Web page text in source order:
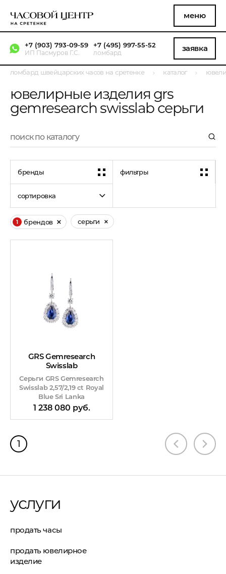
меню
+7 (903) 793-09-59
ИП Пасмуров Г.С.
+7 (495) 997-55-52
ломбард заявка
ломбард швейцарских часов на сретенке каталог
ювелирные изделия grs
gemresearch swisslab серьги
бренды фильтры
сортировка
1 брендов серьги
GRS Gemresearch
Swisslab
Серьги GRS Gemresearch
Swisslab 2,57/2,19 ct Royal
Blue Sri Lanka
1 238 080 руб.
1
услуги
продать часы
продать ювелирное
изделие